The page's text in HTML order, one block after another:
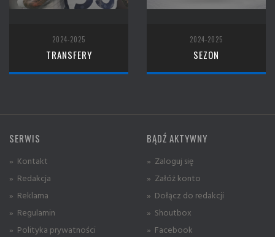
2024-2025
TRANSFERY
2024-2025
SEZON
SERWIS
» Kontakt
» Redakcja
» Reklama
» Regulamin
» Polityka prywatności
BĄDŹ AKTYWNY
» Zaloguj się
» Załóż konto
» Dołącz do redakcji
» Shoutbox
» Facebook